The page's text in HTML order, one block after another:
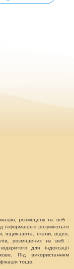
розміщену на веб -
інформацією розуміються
ящик-шота, скани, відео,
розміщених на веб -
для індексації
Під використанням
тощо.